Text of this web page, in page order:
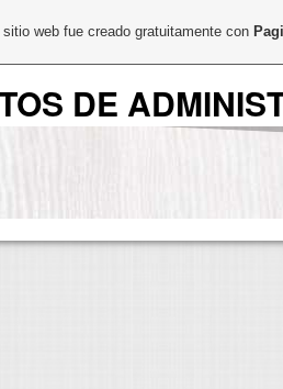
DE
sitio web fue creado gratuitamente con